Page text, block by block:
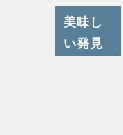
美味し
い発見